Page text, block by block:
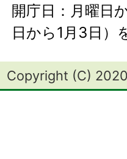
開庁日：月曜日
日から1月3日）
Copyright (C)